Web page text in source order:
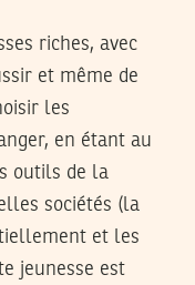
riches, avec
et même de
les
en étant au
outils de la
sociétés (la
et les
jeunesse est